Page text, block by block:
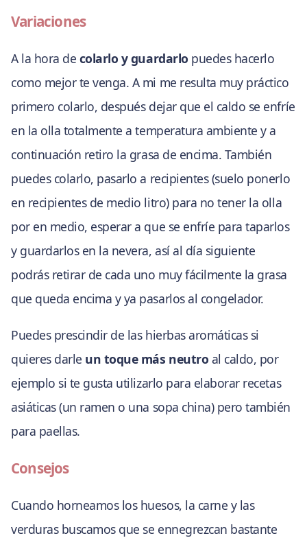
Variaciones
A la hora de colarlo y guardarlo puedes hacerlo
como mejor te venga. A mi me resulta muy práctico
primero colarlo, después dejar que el caldo se enfríe
en la olla totalmente a temperatura ambiente y a
continuación retiro la grasa de encima. También
puedes colarlo, pasarlo a recipientes (suelo ponerlo
en recipientes de medio litro) para no tener la olla
por en medio, esperar a que se enfríe para taparlos
y guardarlos en la nevera, así al día siguiente
podrás retirar de cada uno muy fácilmente la grasa
que queda encima y ya pasarlos al congelador.
Puedes prescindir de las hierbas aromáticas si
quieres darle un toque más neutro al caldo, por
ejemplo si te gusta utilizarlo para elaborar recetas
asiáticas (un ramen o una sopa china) pero también
para paellas.
Consejos
Cuando horneamos los huesos, la carne y las
verduras buscamos que se ennegrezcan bastante